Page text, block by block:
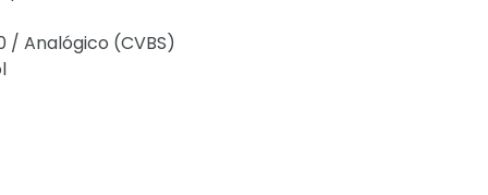
/ Analógico (CVBS)